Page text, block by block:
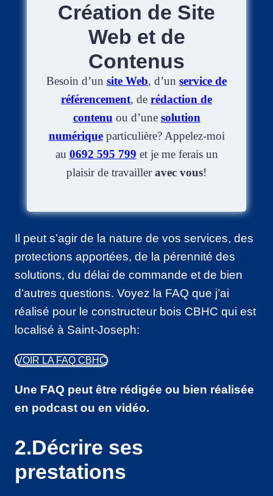
Création de Site
Web et de
Contenus
Besoin d’un site Web, d’un service de
référencement, de rédaction de
contenu ou d’une solution
numériqueparticulière? Appelez-moi
au 0692 595 799 et je me ferais un
plaisir de travailleravec vous!
Il peut s’agir de la nature de vos services, des
protections apportées, de la pérennité des
solutions, du délai de commande et de bien
d’autres questions. Voyez la FAQ que j’ai
réalisé pour le constructeur bois CBHC qui est
localisé à Saint-Joseph:
VOIR LA FAQ CBHC
Une FAQ peut être rédigée ou bien réalisée
en podcast ou en vidéo.
2.Décrire ses
prestations